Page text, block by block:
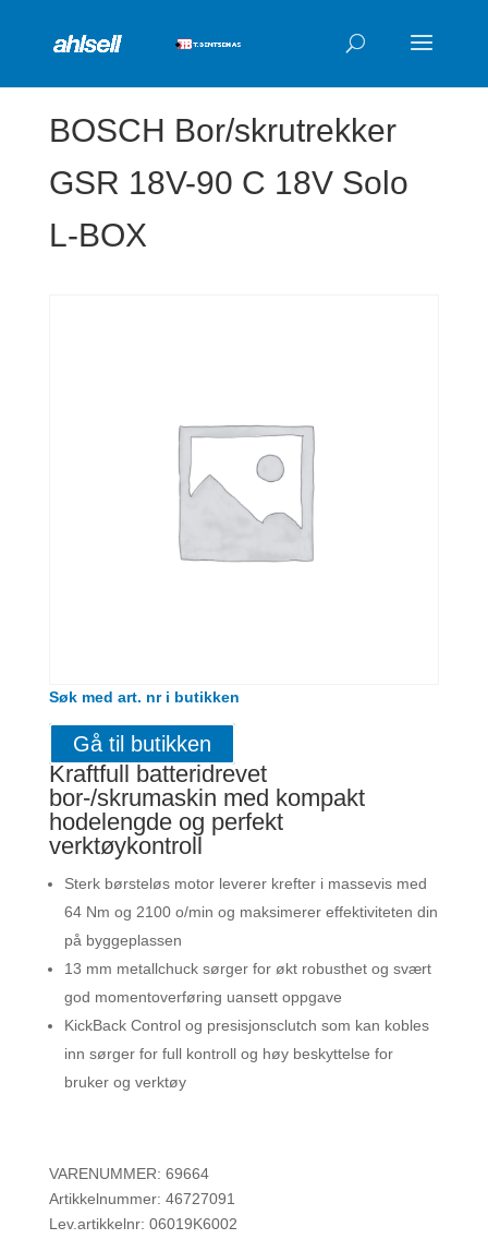
BOSCH Bor/skrutrekker
GSR 18V-90 C 18V Solo
L-BOX
Søk med art. nr i butikken
Gå til butikken
Kraftfull batteridrevet
bor-/skrumaskin med kompakt
hodelengde og perfekt
verktøykontroll
Sterk børsteløs motor leverer krefter i massevis med
64 Nm og 2100 o/min og maksimerer effektiviteten din
på byggeplassen
13 mm metallchuck sørger for økt robusthet og svært
god momentoverføring uansett oppgave
KickBack Control og presisjonsclutch som kan kobles
inn sørger for full kontroll og høy beskyttelse for
bruker og verktøy
VARENUMMER: 69664
Artikkelnummer: 46727091
Lev.artikkelnr: 06019K6002